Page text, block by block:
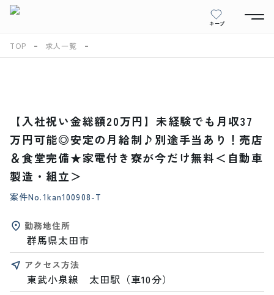
キープ
TOP 求人一覧
【入社祝い金総額20万円】未経験でも月収37
万円可能◎安定の月給制♪別途手当あり！売店
＆食堂完備★家電付き寮が今だけ無料＜自動車
製造・組立＞
案件No.1kan100908-T
勤務地住所
群馬県太田市
アクセス方法
東武小泉線　太田駅（車10分）